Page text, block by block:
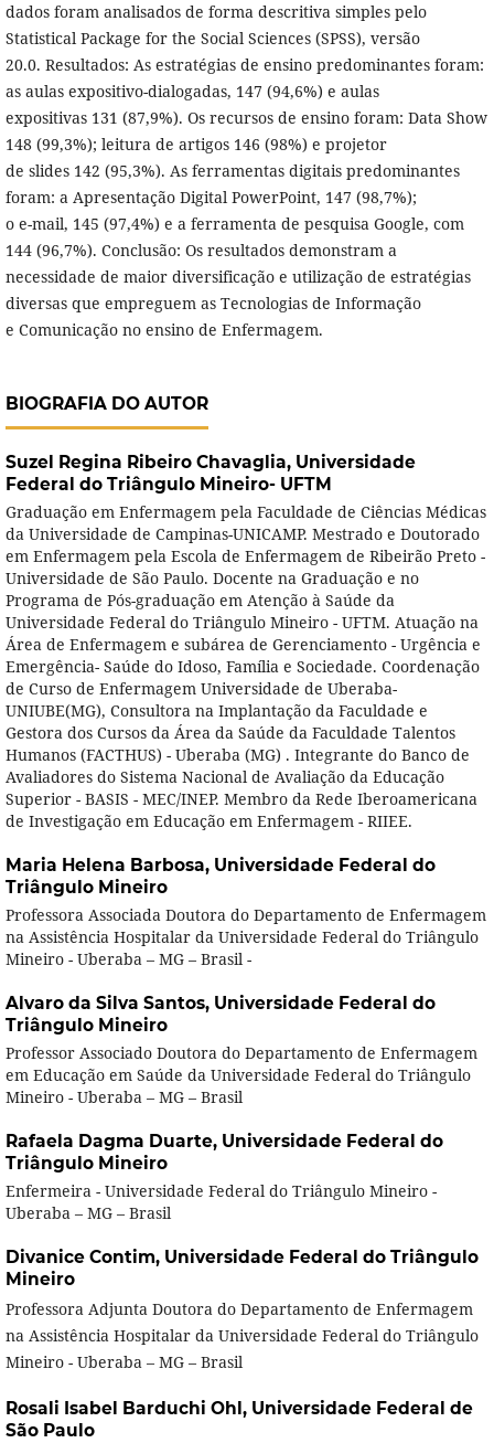
dados foram analisados de forma descritiva simples pelo
Statistical Package for the Social Sciences (SPSS), versão
20.0. Resultados: As estratégias de ensino predominantes foram:
as aulas expositivo-dialogadas, 147 (94,6%) e aulas
expositivas 131 (87,9%). Os recursos de ensino foram: Data Show
148 (99,3%); leitura de artigos 146 (98%) e projetor
de slides 142 (95,3%). As ferramentas digitais predominantes
foram: a Apresentação Digital PowerPoint, 147 (98,7%);
o e-mail, 145 (97,4%) e a ferramenta de pesquisa Google, com
144 (96,7%). Conclusão: Os resultados demonstram a
necessidade de maior diversificação e utilização de estratégias
diversas que empreguem as Tecnologias de Informação
e Comunicação no ensino de Enfermagem.
BIOGRAFIA DO AUTOR
Suzel Regina Ribeiro Chavaglia, Universidade
Federal do Triângulo Mineiro- UFTM
Graduação em Enfermagem pela Faculdade de Ciências Médicas
da Universidade de Campinas-UNICAMP. Mestrado e Doutorado
em Enfermagem pela Escola de Enfermagem de Ribeirão Preto -
Universidade de São Paulo. Docente na Graduação e no
Programa de Pós-graduação em Atenção à Saúde da
Universidade Federal do Triângulo Mineiro - UFTM. Atuação na
Área de Enfermagem e subárea de Gerenciamento - Urgência e
Emergência- Saúde do Idoso, Família e Sociedade. Coordenação
de Curso de Enfermagem Universidade de Uberaba-
UNIUBE(MG), Consultora na Implantação da Faculdade e
Gestora dos Cursos da Área da Saúde da Faculdade Talentos
Humanos (FACTHUS) - Uberaba (MG) . Integrante do Banco de
Avaliadores do Sistema Nacional de Avaliação da Educação
Superior - BASIS - MEC/INEP. Membro da Rede Iberoamericana
de Investigação em Educação em Enfermagem - RIIEE.
Maria Helena Barbosa, Universidade Federal do
Triângulo Mineiro
Professora Associada Doutora do Departamento de Enfermagem
na Assistência Hospitalar da Universidade Federal do Triângulo
Mineiro - Uberaba – MG – Brasil -
Alvaro da Silva Santos, Universidade Federal do
Triângulo Mineiro
Professor Associado Doutora do Departamento de Enfermagem
em Educação em Saúde da Universidade Federal do Triângulo
Mineiro - Uberaba – MG – Brasil
Rafaela Dagma Duarte, Universidade Federal do
Triângulo Mineiro
Enfermeira - Universidade Federal do Triângulo Mineiro -
Uberaba – MG – Brasil
Divanice Contim, Universidade Federal do Triângulo
Mineiro
Professora Adjunta Doutora do Departamento de Enfermagem
na Assistência Hospitalar da Universidade Federal do Triângulo
Mineiro - Uberaba – MG – Brasil
Rosali Isabel Barduchi Ohl, Universidade Federal de
São Paulo